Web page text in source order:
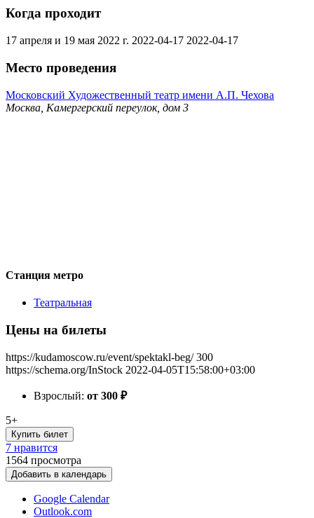
Когда проходит
17 апреля и 19 мая 2022 г. 2022-04-17 2022-04-17
Место проведения
Московский Художественный театр имени А.П. Чехова
Москва, Камергерский переулок, дом 3
Станция метро
Театральная
Цены на билеты
https://kudamoscow.ru/event/spektakl-beg/ 300
https://schema.org/InStock 2022-04-05T15:58:00+03:00
Взрослый: от 300 ₽
5+
Купить билет
7 нравится
1564 просмотра
Добавить в календарь
Google Calendar
Outlook.com